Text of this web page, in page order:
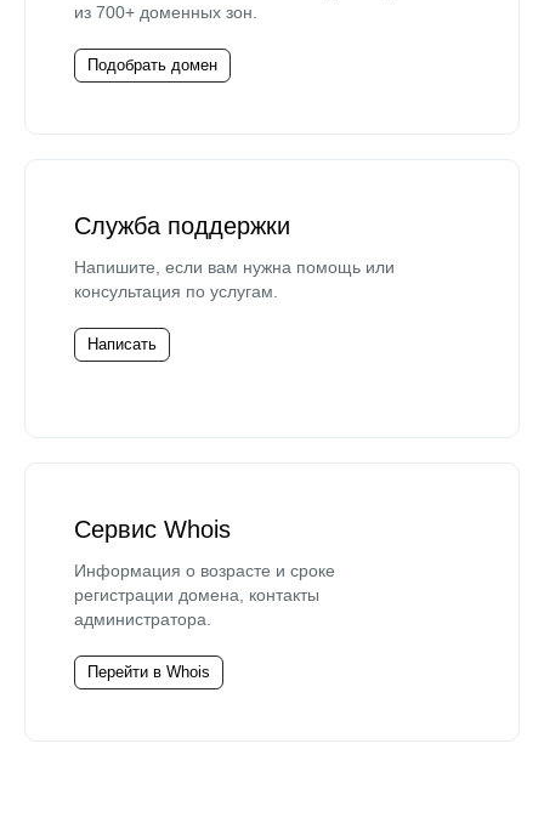
из 700+ доменных зон.
Подобрать домен
Служба поддержки
Напишите, если вам нужна помощь или
консультация по услугам.
Написать
Сервис Whois
Информация о возрасте и сроке
регистрации домена, контакты
администратора.
Перейти в Whois